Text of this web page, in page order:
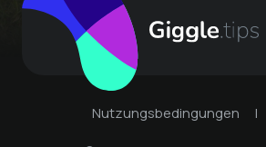
Nutzungsbedingungen |